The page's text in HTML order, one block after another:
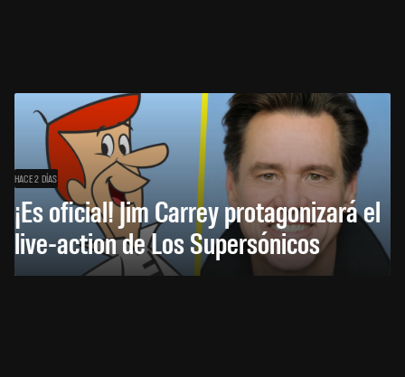
HACE 2 DÍAS
¡Es oficial! Jim Carrey protagonizará el
live-action de Los Supersónicos